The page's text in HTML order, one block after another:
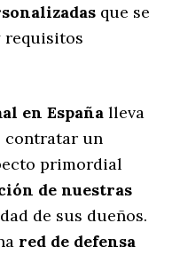
que se
requisitos
en España lleva
contratar un
primordial
de nuestras
de sus dueños.
red de defensa